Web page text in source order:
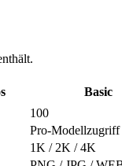
Basic
100
Pro-Modellzugriff
1K / 2K / 4K